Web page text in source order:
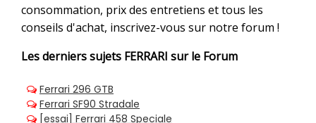
consommation, prix des entretiens et tous les
conseils d'achat, inscrivez-vous sur notre forum !
Les derniers sujets FERRARI sur le Forum